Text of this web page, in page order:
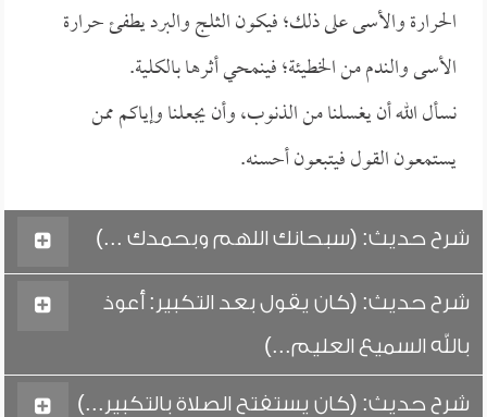
الحرارة والأسى على ذلك؛ فيكون الثلج والبرد يطفئ حرارة
الأسى والندم من الخطيئة؛ فينمحي أثرها بالكلية.
نسأل الله أن يغسلنا من الذنوب، وأن يجعلنا وإياكم ممن
يستمعون القول فيتبعون أحسنه.
شرح حديث: (سبحانك اللهم وبحمدك ...)
شرح حديث: (كان يقول بعد التكبير: أعوذ
بالله السميع العليم...)
شرح حديث: (كان يستفتح الصلاة بالتكبير...)